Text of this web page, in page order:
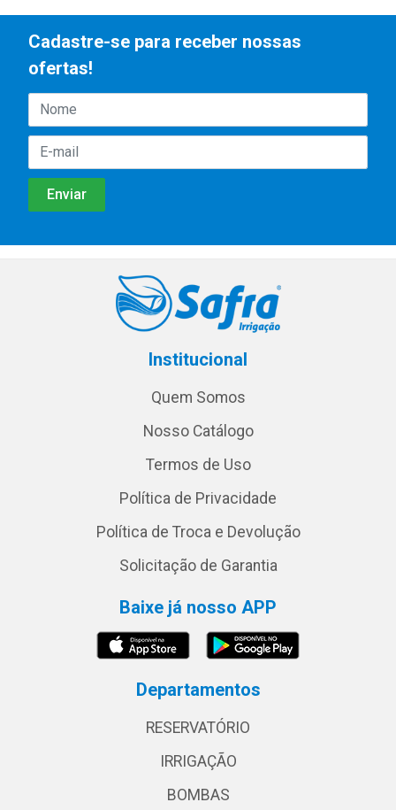
Cadastre-se para receber nossas
ofertas!
Institucional
Quem Somos
Nosso Catálogo
Termos de Uso
Política de Privacidade
Política de Troca e Devolução
Solicitação de Garantia
Baixe já nosso APP
Departamentos
RESERVATÓRIO
IRRIGAÇÃO
BOMBAS